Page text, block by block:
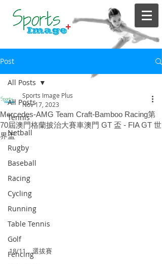
Post
All Posts
Tennis
Netball
Rugby
Baseball
Racing
Cycling
Running
Table Tennis
Golf
Fencing
All Posts
Mercedes-AMG Team Craft-Bamboo Racing第
70屆澳門格蘭披治大賽車澳門 GT 盃 - FIA GT 世
界盃
Sports Image Plus
Nov 17, 2023
18/11，選拔賽